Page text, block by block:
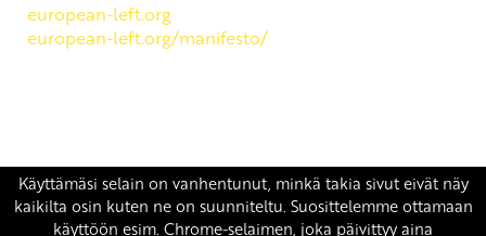
european-left.org
european-left.org/manifesto/
Copyright 2026 © SKP| Tietosuojaseloste